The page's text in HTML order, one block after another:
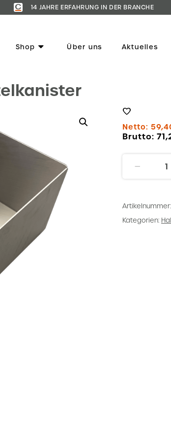
14 JAHRE ERFAHRUNG IN DER BRANCHE
Shop Über uns Aktuelles
Netto:
Brutto:
Artikelnummer:
Kategorien: